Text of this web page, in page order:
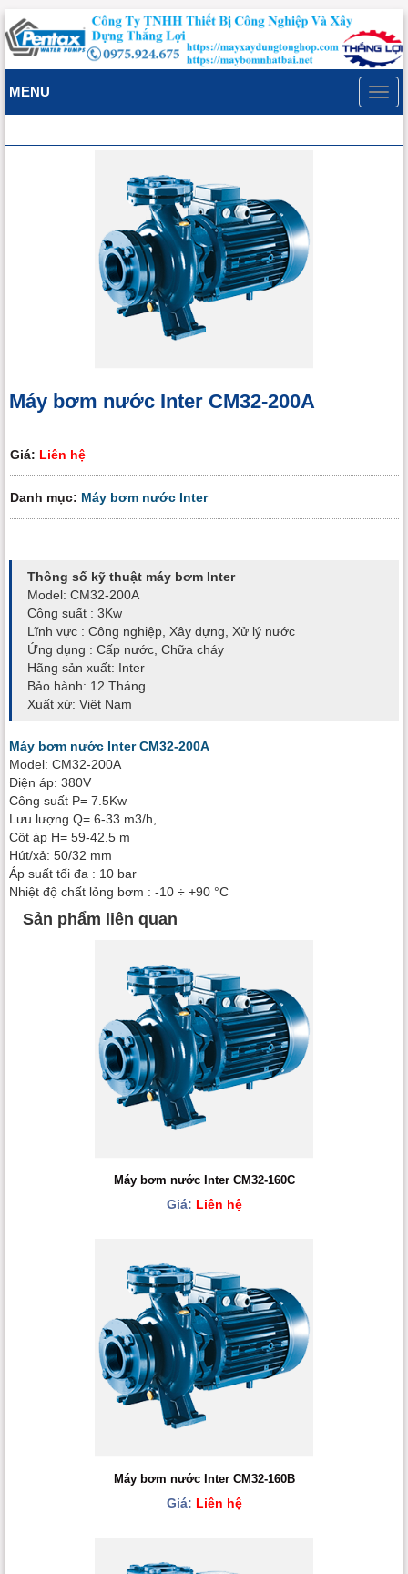
MENU
Máy bơm nước Inter CM32-200A
Giá: Liên hệ
Danh mục: Máy bơm nước Inter
Thông số kỹ thuật máy bơm Inter
Model: CM32-200A
Công suất : 3Kw
Lĩnh vực : Công nghiệp, Xây dựng, Xử lý nước
Ứng dụng : Cấp nước, Chữa cháy
Hãng sản xuất: Inter
Bảo hành: 12 Tháng
Xuất xứ: Việt Nam
Máy bơm nước Inter CM32-200A
Model: CM32-200A
Điện áp: 380V
Công suất P= 7.5Kw
Lưu lượng Q= 6-33 m3/h,
Cột áp H= 59-42.5 m
Hút/xả: 50/32 mm
Áp suất tối đa : 10 bar
Nhiệt độ chất lỏng bơm : -10 ÷ +90 °C
Sản phẩm liên quan
Máy bơm nước Inter CM32-160C
Giá: Liên hệ
Máy bơm nước Inter CM32-160B
Giá: Liên hệ